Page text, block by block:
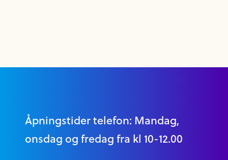
Åpningstider telefon: Mandag,
onsdag og fredag fra kl 10-12.00